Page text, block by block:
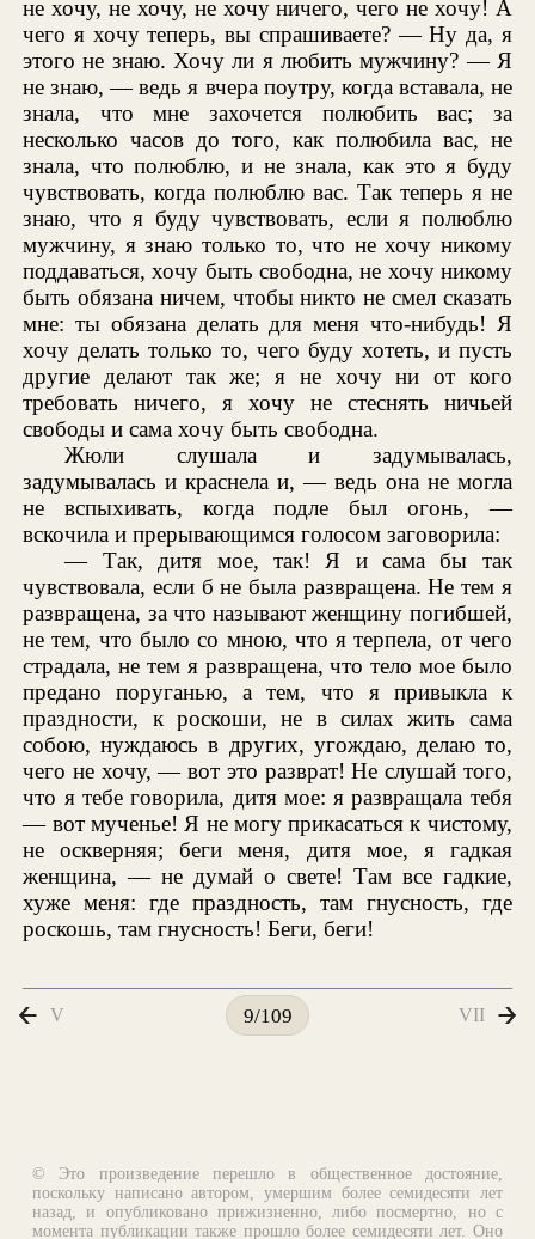
не хочу, не хочу, не хочу ничего, чего не хочу! А
чего я хочу теперь, вы спрашиваете? — Ну да, я
этого не знаю. Хочу ли я любить мужчину? — Я
не знаю, — ведь я вчера поутру, когда вставала, не
знала, что мне захочется полюбить вас; за
несколько часов до того, как полюбила вас, не
знала, что полюблю, и не знала, как это я буду
чувствовать, когда полюблю вас. Так теперь я не
знаю, что я буду чувствовать, если я полюблю
мужчину, я знаю только то, что не хочу никому
поддаваться, хочу быть свободна, не хочу никому
быть обязана ничем, чтобы никто не смел сказать
мне: ты обязана делать для меня что-нибудь! Я
хочу делать только то, чего буду хотеть, и пусть
другие делают так же; я не хочу ни от кого
требовать ничего, я хочу не стеснять ничьей
свободы и сама хочу быть свободна.
Жюли слушала и задумывалась,
задумывалась и краснела и, — ведь она не могла
не вспыхивать, когда подле был огонь, —
вскочила и прерывающимся голосом заговорила:
— Так, дитя мое, так! Я и сама бы так
чувствовала, если б не была развращена. Не тем я
развращена, за что называют женщину погибшей,
не тем, что было со мною, что я терпела, от чего
страдала, не тем я развращена, что тело мое было
предано поруганью, а тем, что я привыкла к
праздности, к роскоши, не в силах жить сама
собою, нуждаюсь в других, угождаю, делаю то,
чего не хочу, — вот это разврат! Не слушай того,
что я тебе говорила, дитя мое: я развращала тебя
— вот мученье! Я не могу прикасаться к чистому,
не оскверняя; беги меня, дитя мое, я гадкая
женщина, — не думай о свете! Там все гадкие,
хуже меня: где праздность, там гнусность, где
роскошь, там гнусность! Беги, беги!
V 9/109 VII
© Это произведение перешло в общественное достояние,
поскольку написано автором, умершим более семидесяти лет
назад, и опубликовано прижизненно, либо посмертно, но с
момента публикации также прошло более семидесяти лет. Оно